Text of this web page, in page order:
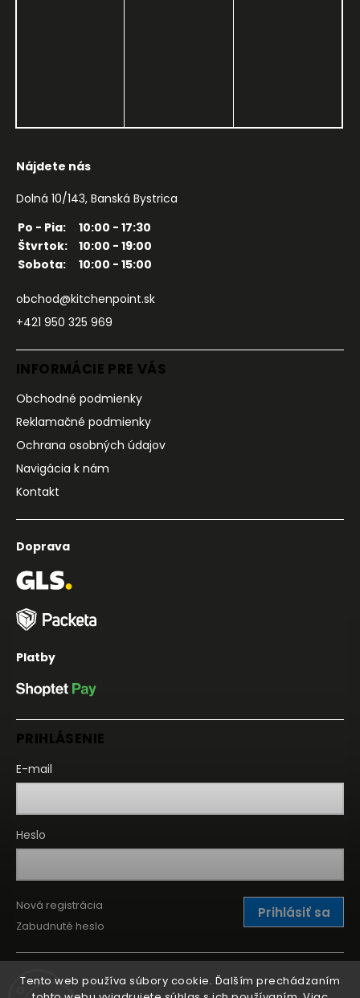
Tento web používa súbory cookie. Ďalším prechádzaním
Nájdete nás
Dolná 10/143, Banská Bystrica
Po - Pia:
10:00 - 17:30
Štvrtok:
10:00 - 19:00
Sobota:
10:00 - 15:00
obchod@kitchenpoint.sk
+421 950 325 969
INFORMÁCIE PRE VÁS
Obchodné podmienky
Reklamačné podmienky
Ochrana osobných údajov
Navigácia k nám
Kontakt
Doprava
Platby
PRIHLÁSENIE
E-mail
Heslo
Prihlásiť sa
Nová registrácia
Zabudnuté heslo